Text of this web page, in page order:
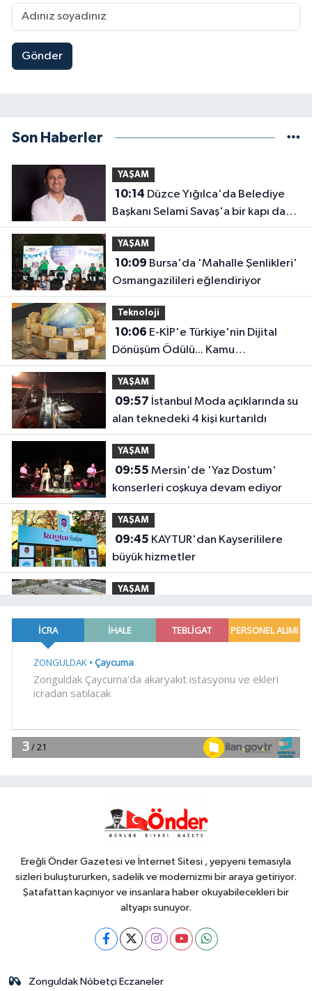
Gönder
Son Haberler
YAŞAM
10:14
Başkanı Selami Savaş'a bir kapı daha
kapandı!
YAŞAM
10:09
Osmangazilileri eğlendiriyor
Teknoloji
10:06
Dönüşüm Ödülü... Kamu
kategorisinde zirvede
YAŞAM
09:57
alan teknedeki 4 kişi kurtarıldı
YAŞAM
09:55
konserleri coşkuya devam ediyor
YAŞAM
09:45
büyük hizmetler
YAŞAM
dönüşüm süreci başladı
09:33İstanbul Maltepe'de zincir
09:29 Mylasa Band Ören'de
coşkulu konser verdi
Ereğli Önder Gazetesi ve İnternet Sitesi , yepyeni temasıyla
sizleri buluştururken, sadelik ve modernizmi bir araya getiriyor.
Şatafattan kaçınıyor ve insanlara haber okuyabilecekleri bir
altyapı sunuyor.
Zonguldak Nöbetçi Eczaneler